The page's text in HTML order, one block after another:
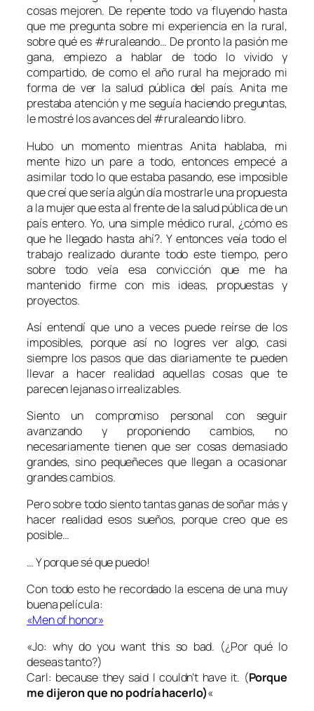
cosas mejoren. De repente todo va fluyendo hasta
que me pregunta sobre mi experiencia en la rural,
sobre qué es #ruraleando… De pronto la pasión me
gana, empiezo a hablar de todo lo vivido y
compartido, de como el año rural ha mejorado mi
forma de ver la salud pública del país. Anita me
prestaba atención y me seguía haciendo preguntas,
le mostré los avances del #ruraleando libro.
Hubo un momento mientras Anita hablaba, mi
mente hizo un pare a todo, entonces empecé a
asimilar todo lo que estaba pasando, ese imposible
que creí que sería algún día mostrarle una propuesta
a la mujer que esta al frente de la salud pública de un
país entero. Yo, una simple médico rural, ¿cómo es
que he llegado hasta ahí?. Y entonces veía todo el
trabajo realizado durante todo este tiempo, pero
sobre todo veía esa convicción que me ha
mantenido firme con mis ideas, propuestas y
proyectos.
Así entendí que uno a veces puede reírse de los
imposibles, porque así no logres ver algo, casi
siempre los pasos que das diariamente te pueden
llevar a hacer realidad aquellas cosas que te
parecen lejanas o irrealizables.
Siento un compromiso personal con seguir
avanzando y proponiendo cambios, no
necesariamente tienen que ser cosas demasiado
grandes, sino pequeñeces que llegan a ocasionar
grandes cambios.
Pero sobre todo siento tantas ganas de soñar más y
hacer realidad esos sueños, porque creo que es
posible…
… Y porque sé que puedo!
Con todo esto he recordado la escena de una muy
buena película:
«Men of honor»
«Jo: why do you want this so bad. (¿Por qué lo
deseas tanto?)
Carl: because they said I couldn’t have it. (Porque
me dijeron que no podría hacerlo)«